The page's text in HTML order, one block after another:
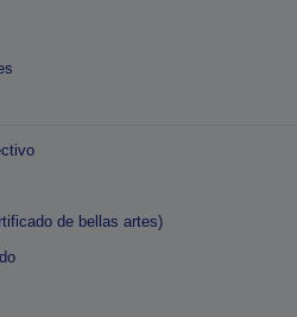
de bellas artes)